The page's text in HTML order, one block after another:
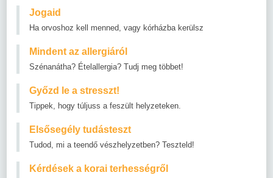
Jogaid
Ha orvoshoz kell menned, vagy kórházba kerülsz
Mindent az allergiáról
Szénanátha? Ételallergia? Tudj meg többet!
Győzd le a stresszt!
Tippek, hogy túljuss a feszült helyzeteken.
Elsősegély tudásteszt
Tudod, mi a teendő vészhelyzetben? Teszteld!
Kérdések a korai terhességről